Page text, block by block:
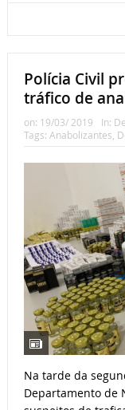
Polícia Civil
tráfico de
on: 19/03/ 2019 In:
Tags: Anabolizantes
Na tarde da
Departamento de